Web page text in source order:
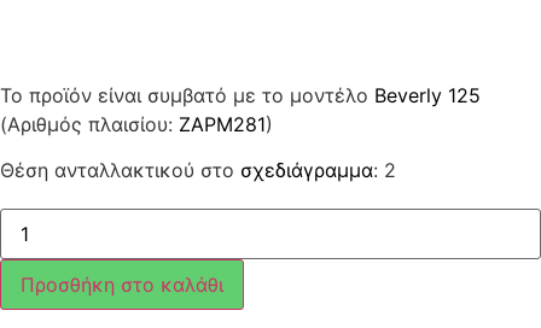
Το προϊόν είναι συμβατό με το μοντέλο Beverly 125
(Αριθμός πλαισίου: ZAPM281)
Θέση ανταλλακτικού στο σχεδιάγραμμα: 2
ΦΙΛΤΡΟ
ΑΕΡΟΣ
BEV-
RUN-
X7-
X8-
Προσθήκη στο καλάθι